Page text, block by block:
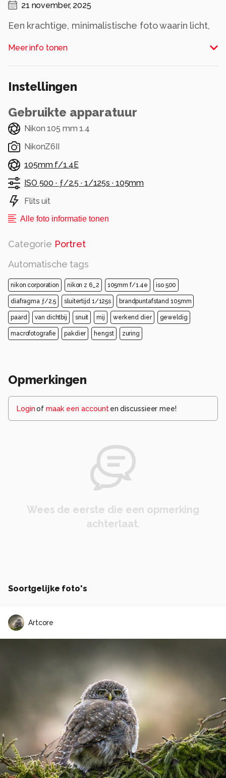
21 november, 2025
Een krachtige, minimalistische foto waarin licht,
Meer info tonen
Instellingen
Gebruikte apparatuur
Nikon 105 mm 1.4
NikonZ6II
105mm f/1.4E
ISO 500 · ƒ/2.5 · 1/125s · 105mm
Flits uit
Alle foto informatie tonen
Categorie Portret
Automatische tags
nikon corporation nikon z 6_2 105mm f/1.4e iso 500
diafragma ƒ/2.5 sluitertijd 1/125s brandpuntafstand 105mm
paard van dichtbij snuit mij werkend dier geweldig
macrofotografie pakdier hengst zuring
Opmerkingen
Loginof maak een account en discussieer mee!
Wees de eerste die een opmerking
achterlaat.
Soortgelijke foto's
Artcore